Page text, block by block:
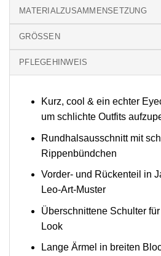
MATERIALZUSAMMENSETZUNG
GRÖSSEN
PFLEGEHINWEIS
Kurz, cool & ein echter
um schlichte Outfits
Rundhalsausschnitt mit
Rippenbündchen
Vorder- und Rückenteil in
Leo-Art-Muster
Überschnittene Schulter
Look
Lange Ärmel in breiten